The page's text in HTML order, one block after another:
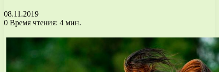
08.11.2019
0 Время чтения: 4 мин.